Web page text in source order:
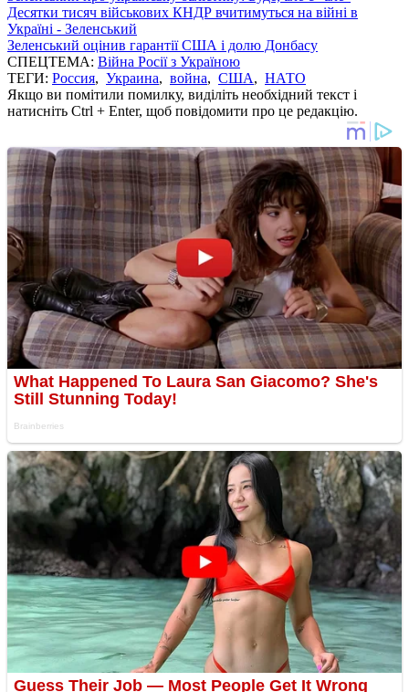
Десятки тисяч військових КНДР вчитимуться на війні в
Україні - Зеленський
Зеленський оцінив гарантії США і долю Донбасу
СПЕЦТЕМА: Війна Росії з Україною
ТЕГИ: Россия, Украина, война, США, НАТО
Якщо ви помітили помилку, виділіть необхідний текст і
натисніть Ctrl + Enter, щоб повідомити про це редакцію.